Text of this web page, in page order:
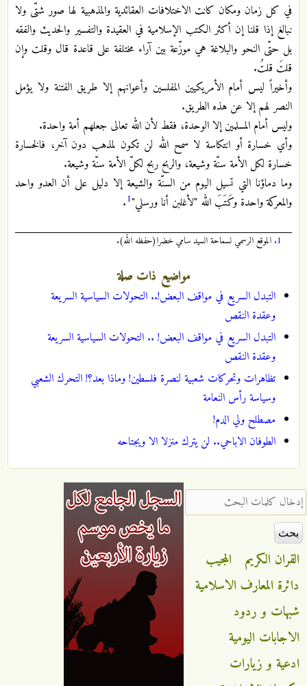
في كل زمان ومكان كانت الاختلافات العقائدية والمذهبية لها صور شتّى ولا
نبالغ إذا قلنا إن أكثر الكتب الإسلامية في العقيدة والتفسير والحديث والفقه
بل حتّى النحو والبلاغة هي موزّعة بين آراء مختلفة على قاعدة قال وقلت وإن
قلتَ قلتُ.‏
وأخيراً ليس أمام الأمريكيين المفلسين وأعوانهم إلا طريق الفتنة ولا يؤمل
النصر لهم إلا عن هذه الطريق.‏
وليس أمام المسلمين إلا الوحدة، فقط لأن الله تعالى جعلهم أمة واحدة.‏
وأي خسارة أو انتكاسة لا سمح الله لن تكون لمذهب دون آخر، فالخسارة
خسارة لكل الأمة سنّة وشيعة، والربح ربح لكلّ الأمة سنّة وشيعة.‏
وما دماؤنا التي تسيل اليوم من السنّة والشيعة إلا دليل على أن العدو واحد
والمعركة واحدة وكَتَبَ الله "لأغلبن أنا ورسلي"1
.‏
1. الموقع الرسمي لسماحة السيد سامي خضرا(حفظه الله).
مواضيع ذات صلة
التبدل السريع في مواقف البعض!.. التحولات السياسية السريعة
وعقدة النقص
التبدل السريع في مواقف البعض! .. التحولات السياسية السريعة
وعقدة النقص
تظاهرات وتحركات شعبية لنصرة فلسطين! وماذا بعد؟! التحرك الشعبي
وسياسة رأس النعامة
مصطلح ولي الدم!
الطوفان الاباحي.. لن يترك منزلا الا ويجتاحه
‏إدخال كلمات البحث ‏
القران الكريم
المجيب
دائرة المعارف الاسلامية
شبهات و ردود
الاجابات اليومية
ادعية و زيارات